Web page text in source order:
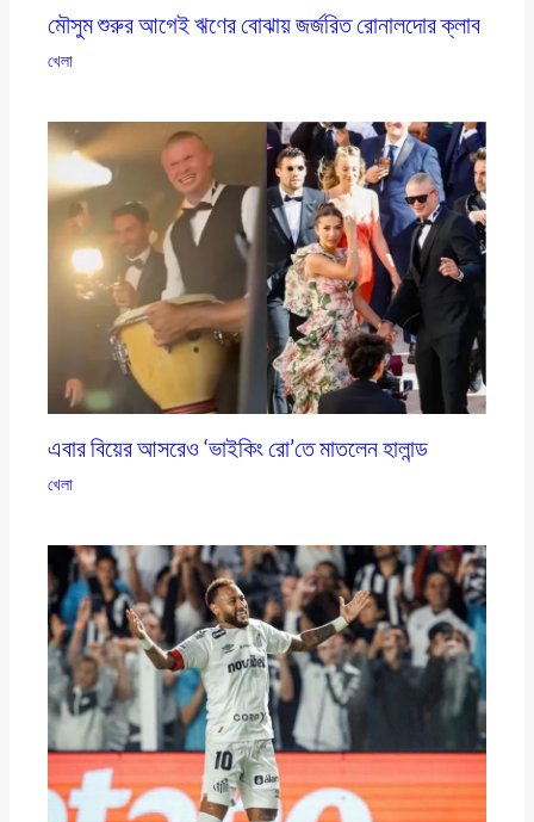
মৌসুম শুরুর আগেই ঋণের বোঝায় জর্জরিত রোনালদোর ক্লাব
খেলা
এবার বিয়ের আসরেও ‘ভাইকিং রো’তে মাতলেন হালান্ড
খেলা